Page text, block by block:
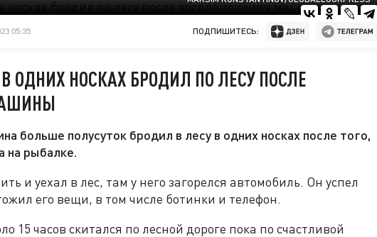
05:35 ПОДПИШИТЕСЬ:
ОДНИХ НОСКАХ БРОДИЛ ПО ЛЕСУ ПОСЛЕ
больше полусуток бродил в лесу в одних носках после того,
на рыбалке.
и уехал в лес, там у него загорелся автомобиль. Он успел
его вещи, в том числе ботинки и телефон.
15 часов скитался по лесной дороге пока по счастливой